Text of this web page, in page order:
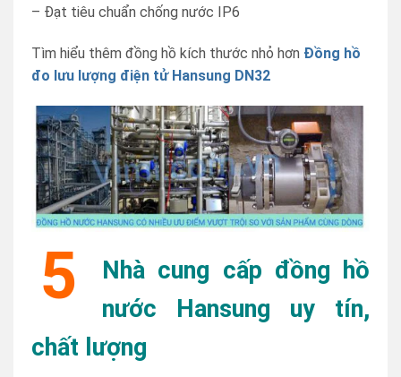
– Đạt tiêu chuẩn chống nước IP6
Tìm hiểu thêm đồng hồ kích thước nhỏ hơn Đồng hồ
đo lưu lượng điện tử Hansung DN32
5
Nhà cung cấp đồng hồ
nước Hansung uy tín,
chất lượng